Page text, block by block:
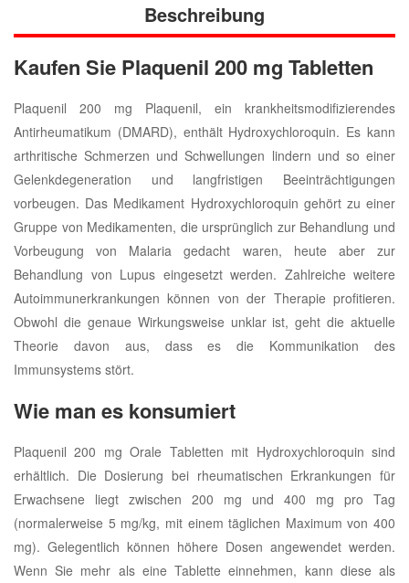
Beschreibung
Kaufen Sie Plaquenil 200 mg Tabletten
Plaquenil 200 mg Plaquenil, ein krankheitsmodifizierendes
Antirheumatikum (DMARD), enthält Hydroxychloroquin. Es kann
arthritische Schmerzen und Schwellungen lindern und so einer
Gelenkdegeneration und langfristigen Beeinträchtigungen
vorbeugen. Das Medikament Hydroxychloroquin gehört zu einer
Gruppe von Medikamenten, die ursprünglich zur Behandlung und
Vorbeugung von Malaria gedacht waren, heute aber zur
Behandlung von Lupus eingesetzt werden. Zahlreiche weitere
Autoimmunerkrankungen können von der Therapie profitieren.
Obwohl die genaue Wirkungsweise unklar ist, geht die aktuelle
Theorie davon aus, dass es die Kommunikation des
Immunsystems stört.
Wie man es konsumiert
Plaquenil 200 mg Orale Tabletten mit Hydroxychloroquin sind
erhältlich. Die Dosierung bei rheumatischen Erkrankungen für
Erwachsene liegt zwischen 200 mg und 400 mg pro Tag
(normalerweise 5 mg/kg, mit einem täglichen Maximum von 400
mg). Gelegentlich können höhere Dosen angewendet werden.
Wenn Sie mehr als eine Tablette einnehmen, kann diese als